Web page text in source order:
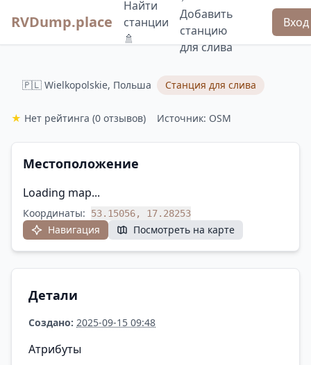
RVDump.place
Найти
станции
🚿
Добавить
станцию
для слива
Вход
🇵🇱 Wielkopolskie, Польша Станция для слива
★ Нет рейтинга (0 отзывов) Источник: OSM
Местоположение
Loading map...
Координаты: 53.15056, 17.28253
Навигация Посмотреть на карте
Детали
Создано: 2025-09-15 09:48
Атрибуты